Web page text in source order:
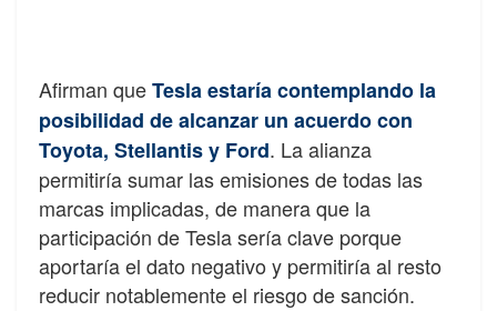
Afirman queTesla estaría contemplando la
posibilidad de alcanzar un acuerdo con
Toyota, Stellantis y Ford. La alianza
permitiría sumar las emisiones de todas las
marcas implicadas, de manera que la
participación de Tesla sería clave porque
aportaría el dato negativo y permitiría al resto
reducir notablemente el riesgo de sanción.